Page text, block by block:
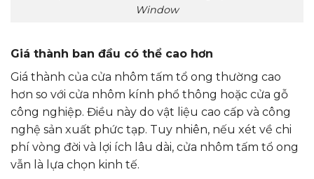
Window
Giá thành ban đầu có thể cao hơn
Giá thành của cửa nhôm tấm tổ ong thường cao
hơn so với cửa nhôm kính phổ thông hoặc cửa gỗ
công nghiệp. Điều này do vật liệu cao cấp và công
nghệ sản xuất phức tạp. Tuy nhiên, nếu xét về chi
phí vòng đời và lợi ích lâu dài, cửa nhôm tấm tổ ong
vẫn là lựa chọn kinh tế.